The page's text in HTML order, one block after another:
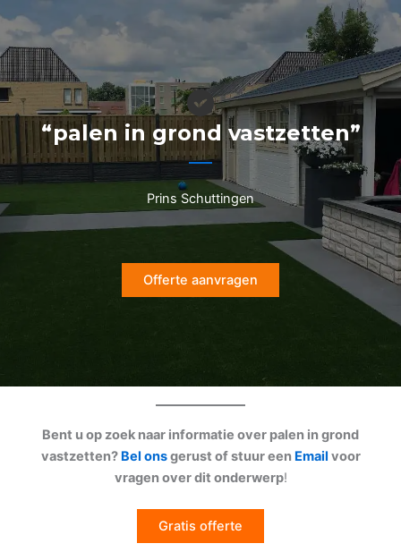
naar
de
inhoud
“palen in grond vastzetten”
Prins Schuttingen
Offerte aanvragen
Bent u op zoek naar informatie over palen in grond
vastzetten? Bel onsgerust of stuur een Email voor
vragen over dit onderwerp!
Gratis offerte